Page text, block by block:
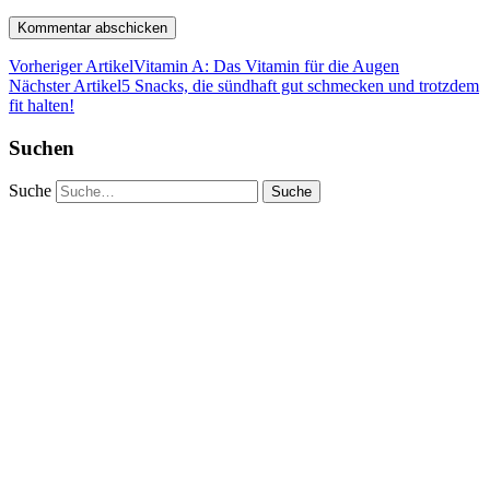
Vorheriger ArtikelVitamin A: Das Vitamin für die Augen
Nächster Artikel5 Snacks, die sündhaft gut schmecken und trotzdem
fit halten!
Suchen
Suche